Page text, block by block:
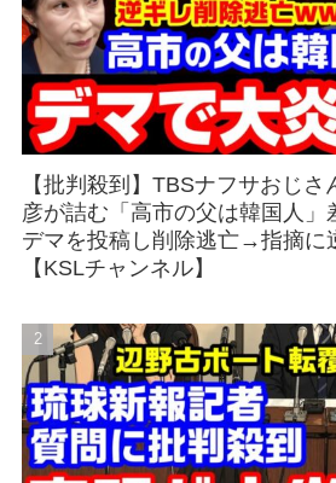
【批判殺到】TBSナフサおじさ
彦が詰む「高市の父は韓国人」
デマを投稿し削除逃亡→指摘に
【KSLチャンネル】